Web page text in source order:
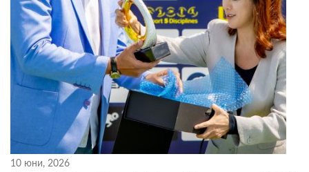
10 юни, 2026